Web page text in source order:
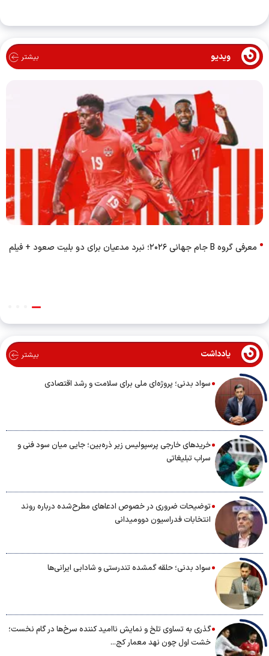
ویدیو بیشتر
معرفی گروه B جام جهانی ۲۰۲۶؛ نبرد مدعیان برای دو بلیت صعود + فیلم
یادداشت بیشتر
سواد بدنی؛ پروژه‌ای ملی برای سلامت و رشد اقتصادی
خریدهای خارجی پرسپولیس زیر ذره‌بین؛ جایی میان سود فنی و
سراب تبلیغاتی
توضیحات ضروری در خصوص ادعاهای مطرح‌شده درباره روند
انتخابات فدراسیون دوومیدانی
سواد بدنی؛ حلقه گمشده تندرستی و شادابی ایرانی‌ها
گذری به تساوی تلخ و نمایش ناامید کننده سرخ‌ها در گام نخست؛
خشت اول چون نهد معمار کج...